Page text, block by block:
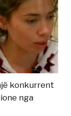
konkurrent
nga